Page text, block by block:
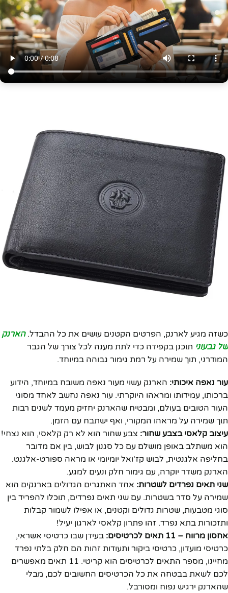
כשזה מגיע לארנק, הפרטים הקטנים עושים את כל ההבדל.הארנק
של גבעוני תוכנן בקפידה כדי לתת מענה לכל צורך של הגבר
המודרני, תוך שמירה על רמת גימור גבוהה במיוחד.
עור נאפה איכותי: הארנק עשוי מעור נאפה משובח במיוחד, הידוע
ברכותו, עמידותו ומראהו היוקרתי. עור נאפה נחשב לאחד מסוגי
העור הטובים בעולם, ומבטיח שהארנק יחזיק מעמד לשנים רבות
תוך שמירה על מראהו המקורי, ואף ישתבח עם הזמן.
עיצוב קלאסי בצבע שחור: צבע שחור הוא לא רק קלאסי, הוא נצחי!
הוא משתלב באופן מושלם עם כל סגנון לבוש, בין אם מדובר
בחליפה אלגנטית, לבוש קז'ואל יומיומי או מראה ספורט-אלגנט.
הארנק משדר יוקרה, עם גימור חלק ונעים למגע.
שני תאים נפרדים לשטרות: אחד האתגרים הגדולים בארנקים הוא
שמירה על סדר בשטרות. עם שני תאים נפרדים, תוכלו להפריד בין
סוגי מטבעות, שטרות גדולים וקטנים, או אפילו לשמור קבלות
ותזכורות בתא נפרד. זהו פתרון קלאסי לארגון יעיל!
אחסון מרווח – 11 תאים לכרטיסים:
בעידן שבו כרטיסי אשראי,
כרטיסי מועדון, כרטיסי ביקור ותעודות זהות הם חלק בלתי נפרד
מחיינו, מספר התאים לכרטיסים הוא קריטי. 11 תאים מאפשרים
לכם לשאת בבטחה את כל הכרטיסים החשובים לכם, מבלי
שהארנק ירגיש נפוח ומסורבל.